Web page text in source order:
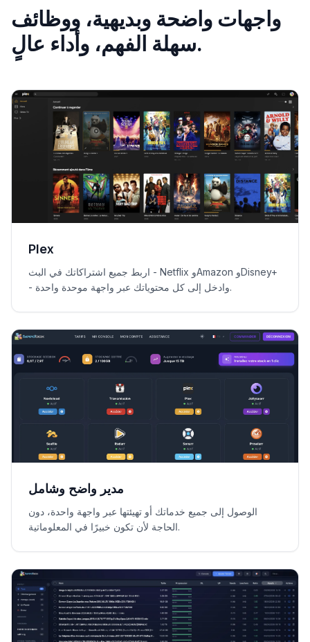
واجهات واضحة وبديهية، ووظائف
سهلة الفهم، وأداء عالٍ.
Plex
اربط جميع اشتراكاتك في البث - Netflix وAmazon وDisney+
- وادخل إلى كل محتوياتك عبر واجهة موحدة واحدة.
مدير واضح وشامل
الوصول إلى جميع خدماتك أو تهيئتها عبر واجهة واحدة، دون
الحاجة لأن تكون خبيرًا في المعلوماتية.